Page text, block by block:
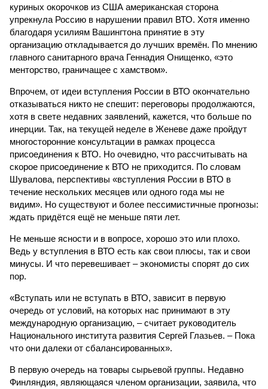
куриных окорочков из США американская сторона
упрекнула Россию в нарушении правил ВТО. Хотя именно
благодаря усилиям Вашингтона принятие в эту
организацию откладывается до лучших времён. По мнению
главного санитарного врача Геннадия Онищенко, «это
менторство, граничащее с хамством».
Впрочем, от идеи вступления России в ВТО окончательно
отказываться никто не спешит: переговоры продолжаются,
хотя в свете недавних заявлений, кажется, что больше по
инерции. Так, на текущей неделе в Женеве даже пройдут
многосторонние консультации в рамках процесса
присоединения к ВТО. Но очевидно, что рассчитывать на
скорое присоединение к ВТО не приходится. По словам
Шувалова, перспективы «вступления России в ВТО в
течение нескольких месяцев или одного года мы не
видим». Но существуют и более пессимистичные прогнозы:
ждать придётся ещё не меньше пяти лет.
Не меньше ясности и в вопросе, хорошо это или плохо.
Ведь у вступления в ВТО есть как свои плюсы, так и свои
минусы. И что перевешивает – экономисты спорят до сих
пор.
«Вступать или не вступать в ВТО, зависит в первую
очередь от условий, на которых нас принимают в эту
международную организацию, – считает руководитель
Национального института развития Сергей Глазьев. – Пока
что они далеки от сбалансированных».
В первую очередь на товары сырьевой группы. Недавно
Финляндия, являющаяся членом организации, заявила, что